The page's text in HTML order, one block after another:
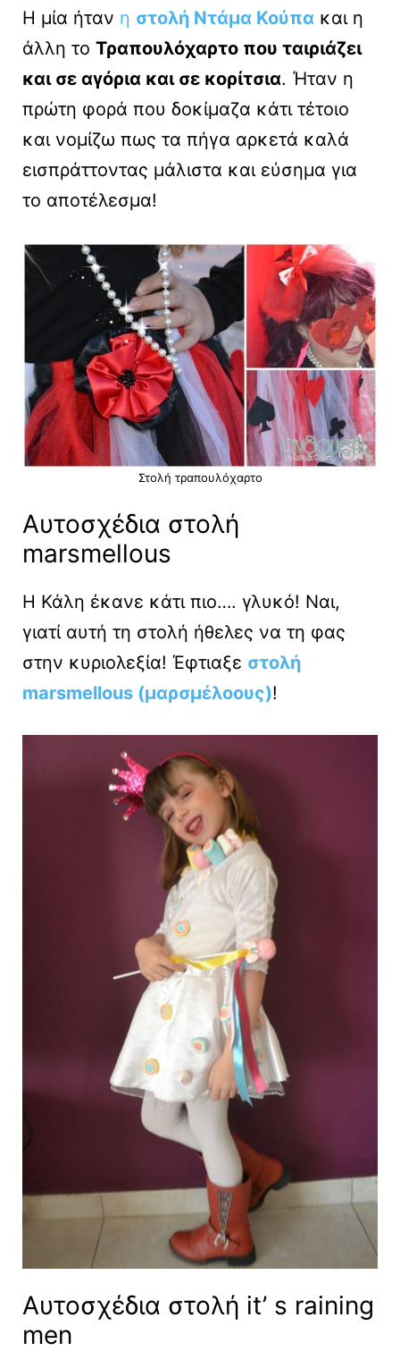
Η μία ήταν η στολή Ντάμα Κούπα και η
άλλη το Τραπουλόχαρτο που ταιριάζει
και σε αγόρια και σε κορίτσια. Ήταν η
πρώτη φορά που δοκίμαζα κάτι τέτοιο
και νομίζω πως τα πήγα αρκετά καλά
εισπράττοντας μάλιστα και εύσημα για
το αποτέλεσμα!
Στολή τραπουλόχαρτο
Αυτοσχέδια στολή
marsmellous
Η Κάλη έκανε κάτι πιο…. γλυκό! Ναι,
γιατί αυτή τη στολή ήθελες να τη φας
στην κυριολεξία! Έφτιαξε στολή
marsmellous (μαρσμέλοους)!
Αυτοσχέδια στολή it’ s raining
men